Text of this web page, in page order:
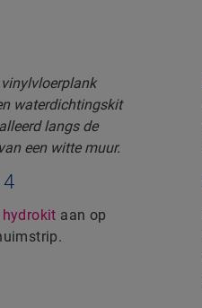
4
hydrokit aan op